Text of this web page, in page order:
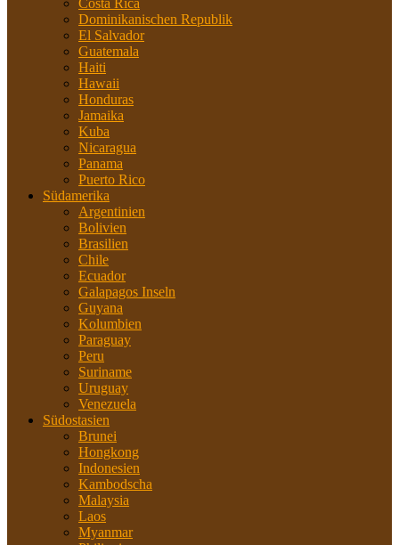
Costa Rica
Dominikanischen Republik
El Salvador
Guatemala
Haiti
Hawaii
Honduras
Jamaika
Kuba
Nicaragua
Panama
Puerto Rico
Südamerika
Argentinien
Bolivien
Brasilien
Chile
Ecuador
Galapagos Inseln
Guyana
Kolumbien
Paraguay
Peru
Suriname
Uruguay
Venezuela
Südostasien
Brunei
Hongkong
Indonesien
Kambodscha
Malaysia
Laos
Myanmar